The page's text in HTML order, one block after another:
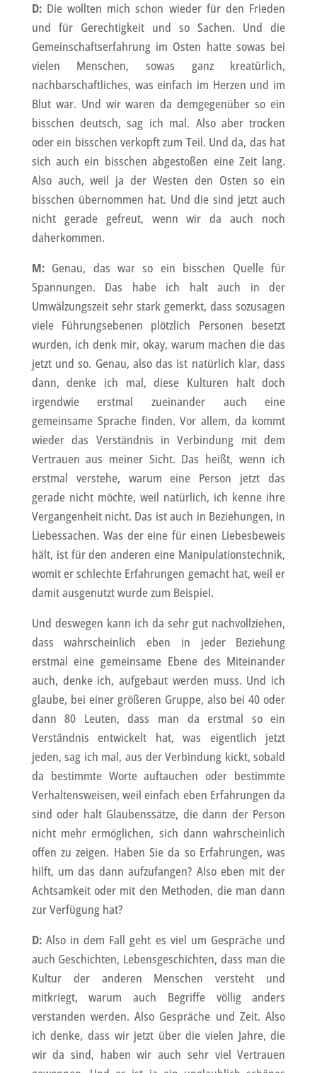
D:Die wollten mich schon wieder für den Frieden
und für Gerechtigkeit und so Sachen. Und die
Gemeinschaftserfahrung im Osten hatte sowas bei
vielen Menschen, sowas ganz kreatürlich,
nachbarschaftliches, was einfach im Herzen und im
Blut war. Und wir waren da demgegenüber so ein
bisschen deutsch, sag ich mal. Also aber trocken
oder ein bisschen verkopft zum Teil. Und da, das hat
sich auch ein bisschen abgestoßen eine Zeit lang.
Also auch, weil ja der Westen den Osten so ein
bisschen übernommen hat. Und die sind jetzt auch
nicht gerade gefreut, wenn wir da auch noch
daherkommen.
M:Genau, das war so ein bisschen Quelle für
Spannungen. Das habe ich halt auch in der
Umwälzungszeit sehr stark gemerkt, dass sozusagen
viele Führungsebenen plötzlich Personen besetzt
wurden, ich denk mir, okay, warum machen die das
jetzt und so. Genau, also das ist natürlich klar, dass
dann, denke ich mal, diese Kulturen halt doch
irgendwie erstmal zueinander auch eine
gemeinsame Sprache finden. Vor allem, da kommt
wieder das Verständnis in Verbindung mit dem
Vertrauen aus meiner Sicht. Das heißt, wenn ich
erstmal verstehe, warum eine Person jetzt das
gerade nicht möchte, weil natürlich, ich kenne ihre
Vergangenheit nicht. Das ist auch in Beziehungen, in
Liebessachen. Was der eine für einen Liebesbeweis
hält, ist für den anderen eine Manipulationstechnik,
womit er schlechte Erfahrungen gemacht hat, weil er
damit ausgenutzt wurde zum Beispiel.
Und deswegen kann ich da sehr gut nachvollziehen,
dass wahrscheinlich eben in jeder Beziehung
erstmal eine gemeinsame Ebene des Miteinander
auch, denke ich, aufgebaut werden muss. Und ich
glaube, bei einer größeren Gruppe, also bei 40 oder
dann 80 Leuten, dass man da erstmal so ein
Verständnis entwickelt hat, was eigentlich jetzt
jeden, sag ich mal, aus der Verbindung kickt, sobald
da bestimmte Worte auftauchen oder bestimmte
Verhaltensweisen, weil einfach eben Erfahrungen da
sind oder halt Glaubenssätze, die dann der Person
nicht mehr ermöglichen, sich dann wahrscheinlich
offen zu zeigen. Haben Sie da so Erfahrungen, was
hilft, um das dann aufzufangen? Also eben mit der
Achtsamkeit oder mit den Methoden, die man dann
zur Verfügung hat?
D:Also in dem Fall geht es viel um Gespräche und
auch Geschichten, Lebensgeschichten, dass man die
Kultur der anderen Menschen versteht und
mitkriegt, warum auch Begriffe völlig anders
verstanden werden. Also Gespräche und Zeit. Also
ich denke, dass wir jetzt über die vielen Jahre, die
wir da sind, haben wir auch sehr viel Vertrauen